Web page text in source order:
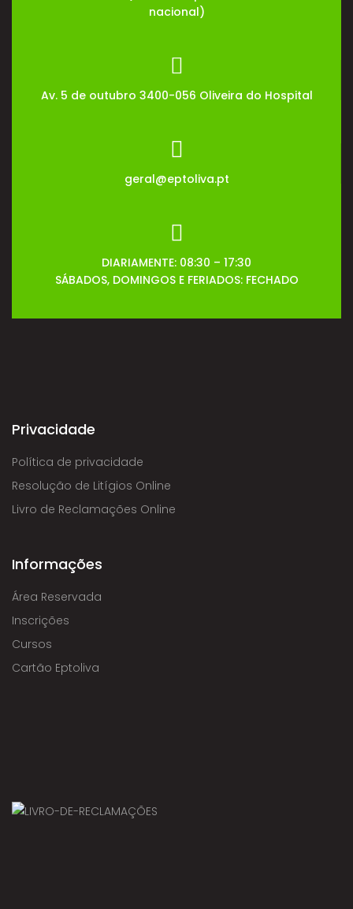
nacional)
Av. 5 de outubro 3400-056 Oliveira do Hospital
geral@eptoliva.pt
DIARIAMENTE: 08:30 – 17:30
SÁBADOS, DOMINGOS E FERIADOS: FECHADO
Privacidade
Política de privacidade
Resolução de Litígios Online
Livro de Reclamações Online
Informações
Área Reservada
Inscrições
Cursos
Cartão Eptoliva